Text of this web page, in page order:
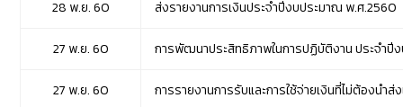
28 พ.ย. 60 ส่งรายงานการเงินประจำปีงบประมาณ พ.ศ.2560
27 พ.ย. 60 การพัฒนาประสิทธิภาพในการปฏิบัติงาน ประจำปี
27 พ.ย. 60 การรายงานการรับและการใช้จ่ายเงินที่ไม่ต้อง